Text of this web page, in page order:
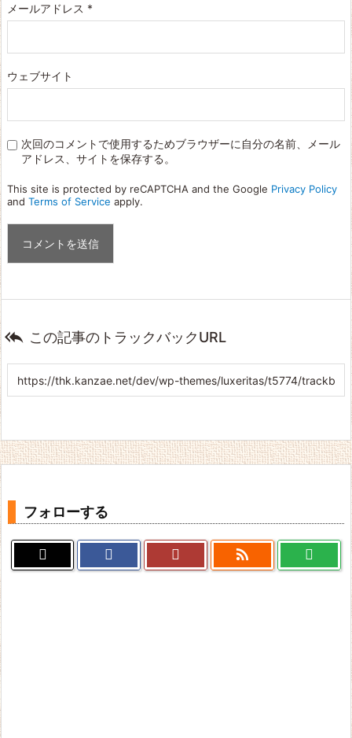
メールアドレス *
ウェブサイト
次回のコメントで使用するためブラウザーに自分の名前、メール
アドレス、サイトを保存する。
This site is protected by reCAPTCHA and the Google Privacy Policy
and Terms of Service apply.
 この記事のトラックバックURL
フォローする
